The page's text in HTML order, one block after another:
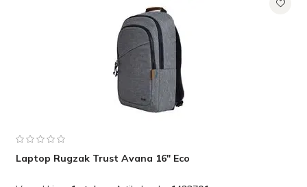
Laptop Rugzak Trust Avana 16" Eco